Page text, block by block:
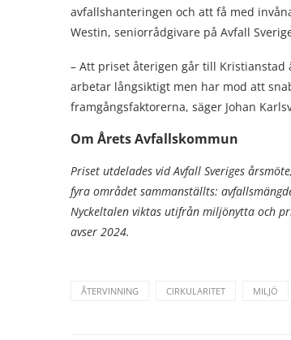
avfallshanteringen och att få med
Westin, seniorrådgivare på Avfall
– Att priset återigen går till Kristianstad
arbetar långsiktigt men har mod att
framgångsfaktorerna, säger Johan
Om Årets Avfallskommun
Priset utdelades vid Avfall Sveriges
fyra området sammanställts:
Nyckeltalen viktas utifrån miljönytta och
avser 2024.
ÅTERVINNING CIRKULARITET MILJÖ